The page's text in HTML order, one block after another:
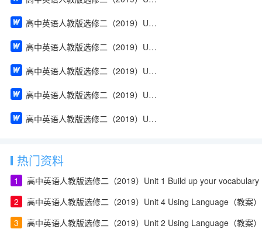
高中英语人教版选修二（2019）Unit 2 Discover useful structures（教案）
高中英语人教版选修二（2019）Unit 2 Build up your vocabulary（教案）
高中英语人教版选修二（2019）Unit 2 Assessing Your Progress & Project（教案）
高中英语人教版选修二（2019）Unit 1 Using Language（教案）
高中英语人教版选修二（2019）Unit 1 Reading and Thinking（教案）
热门资料
1
高中英语人教版选修二（2019）Unit 1 Build up your vocabulary
2
高中英语人教版选修二（2019）Unit 4 Using Language（教案）
3
高中英语人教版选修二（2019）Unit 2 Using Language（教案）